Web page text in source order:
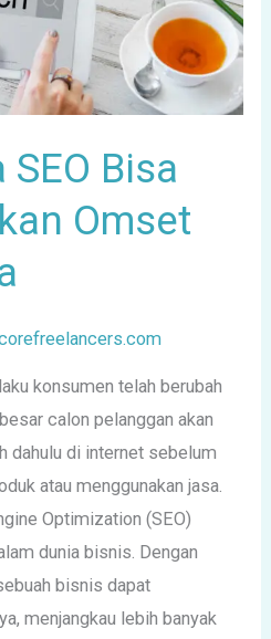
Bisa
Omset
konsumen telah berubah
calon pelanggan akan
dahulu di internet sebelum
atau menggunakan jasa.
Optimization (SEO)
dunia bisnis. Dengan
bisnis dapat
menjangkau lebih banyak